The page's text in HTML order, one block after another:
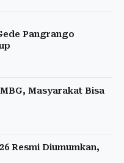
Pangrango
Masyarakat Bisa
Resmi Diumumkan,